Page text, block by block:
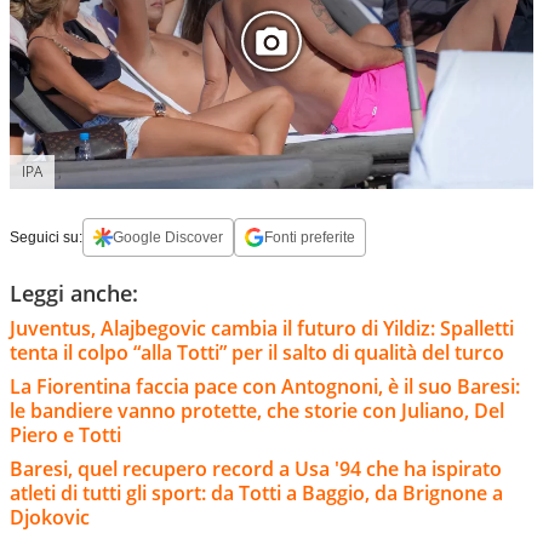
IPA
Seguici su: Google Discover Fonti preferite
Leggi anche:
Juventus, Alajbegovic cambia il futuro di Yildiz: Spalletti
tenta il colpo “alla Totti” per il salto di qualità del turco
La Fiorentina faccia pace con Antognoni, è il suo Baresi:
le bandiere vanno protette, che storie con Juliano, Del
Piero e Totti
Baresi, quel recupero record a Usa '94 che ha ispirato
atleti di tutti gli sport: da Totti a Baggio, da Brignone a
Djokovic